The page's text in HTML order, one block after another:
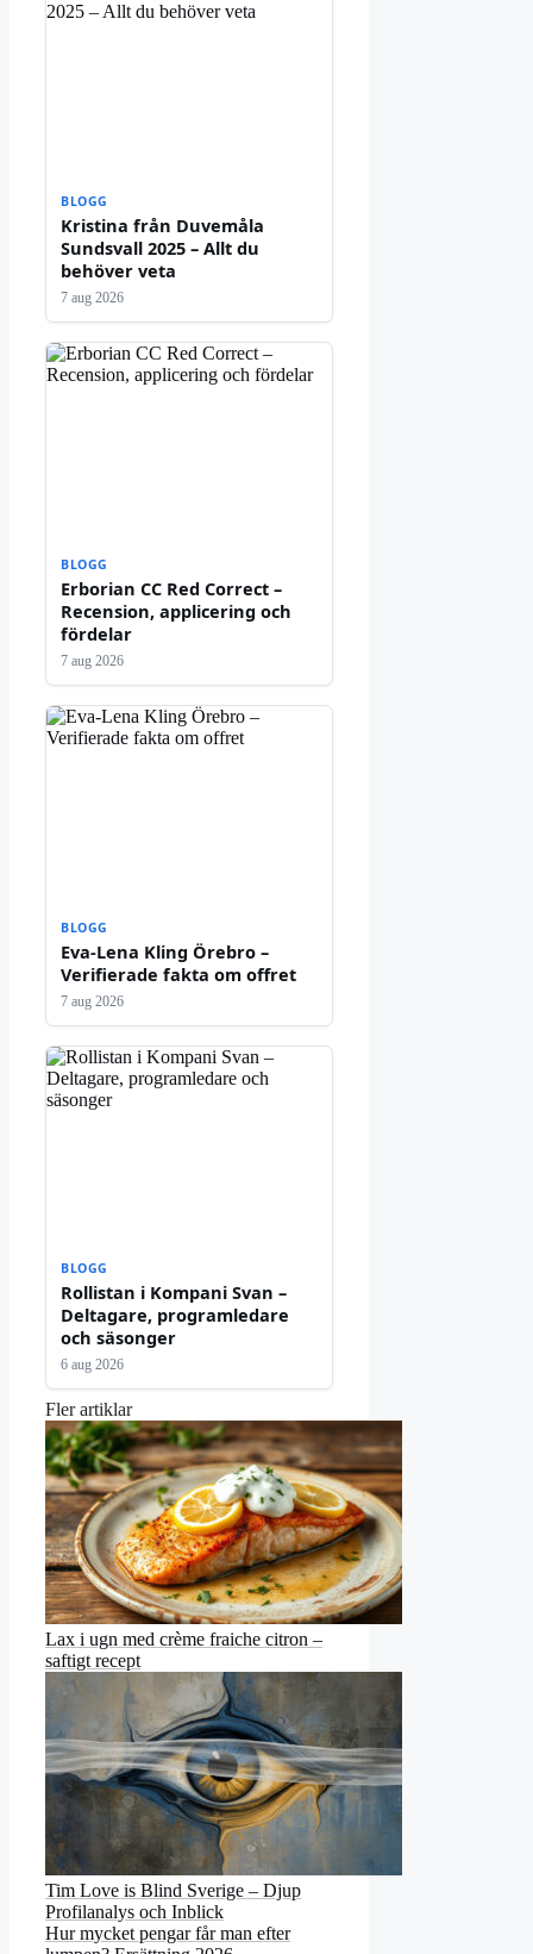
BLOGG
Kristina från Duvemåla
Sundsvall 2025 – Allt du
behöver veta
7 aug 2026
BLOGG
Erborian CC Red Correct –
Recension, applicering och
fördelar
7 aug 2026
BLOGG
Eva-Lena Kling Örebro –
Verifierade fakta om offret
7 aug 2026
BLOGG
Rollistan i Kompani Svan –
Deltagare, programledare
och säsonger
6 aug 2026
Fler artiklar
Lax i ugn med crème fraiche citron –
saftigt recept
Tim Love is Blind Sverige – Djup
Profilanalys och Inblick
Hur mycket pengar får man efter